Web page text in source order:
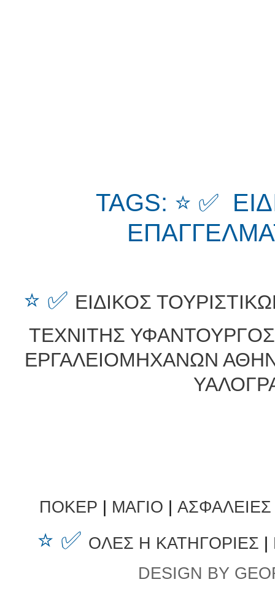
TAGS: ⭐ ✅
⭐ ✅ ΕΙΔΙΚΟΣ
ΤΕΧΝΙΤΗΣ
ΕΡΓΑΛΕΙΟΜΗΧΑΝΩΝ
ΠΟΚΕΡ ΜΑΓΙΟ
⭐ ✅ ΟΛΕΣ Η ΚΑΤΗΓΟΡΙΕΣ
DESIGN BY